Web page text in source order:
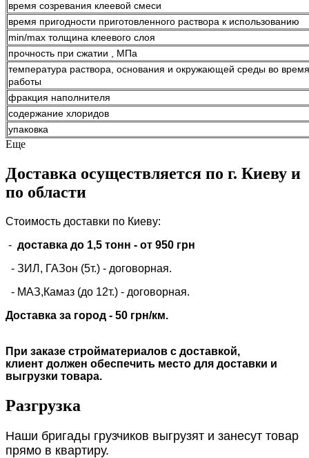
время созревания клеевой смеси
время пригодности приготовленного раствора к использованию
min/max толщина клеевого слоя
прочность при сжатии , МПа
температура раствора, основания и окружающей среды во время
работы
фракция наполнителя
содержание хлоридов
упаковка
Еще
Доставка осуществляется по г. Киеву и
по области
Стоимость доставки по Киеву:
- доставка до 1,5 тонн - от 950 грн
- ЗИЛ, ГАЗон (5т.) - договорная.
- МАЗ,Камаз (до 12т.) - договорная.
Доставка за город - 50 грн/км.
При заказе стройматериалов с доставкой,
клиент должен обеспечить место для доставки и
выгрузки товара.
Разгрузка
Наши бригады грузчиков выгрузят и занесут товар
прямо в квартиру.